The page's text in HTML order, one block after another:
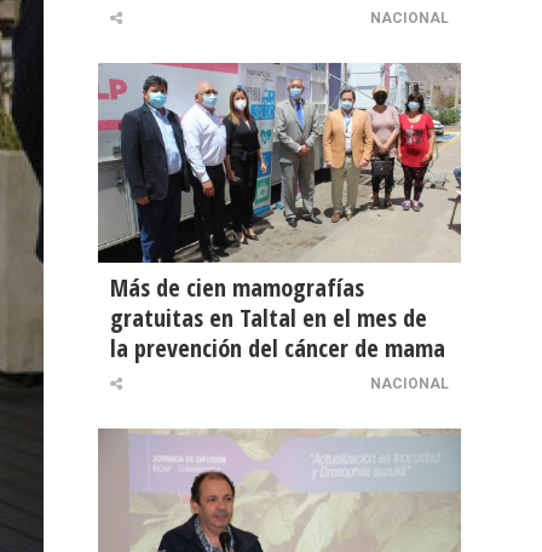
NACIONAL
Más de cien mamografías
gratuitas en Taltal en el mes de
la prevención del cáncer de mama
NACIONAL